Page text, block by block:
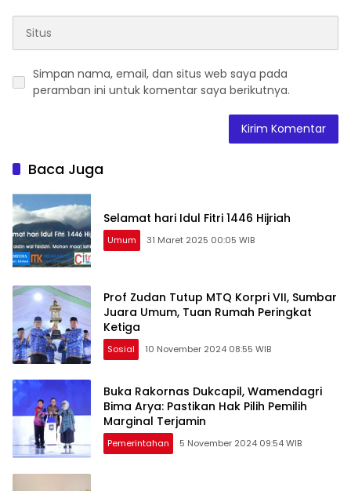
Simpan nama, email, dan situs web saya pada
peramban ini untuk komentar saya berikutnya.
Baca Juga
Selamat hari Idul Fitri 1446 Hijriah
Umum 31 Maret 2025 00:05 WIB
Prof Zudan Tutup MTQ Korpri VII, Sumbar
Juara Umum, Tuan Rumah Peringkat
Ketiga
Sosial 10 November 2024 08:55 WIB
Buka Rakornas Dukcapil, Wamendagri
Bima Arya: Pastikan Hak Pilih Pemilih
Marginal Terjamin
Pemerintahan 5 November 2024 09:54 WIB